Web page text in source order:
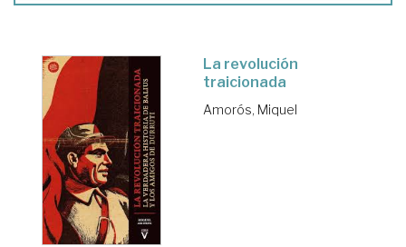
La revolución
traicionada
Amorós, Miquel